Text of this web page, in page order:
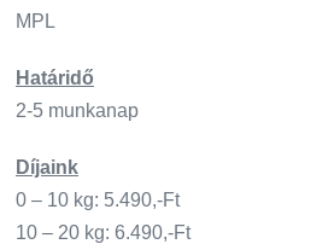
MPL
Határidő
2-5 munkanap
Díjaink
0 – 10 kg: 5.490,-Ft
10 – 20 kg: 6.490,-Ft